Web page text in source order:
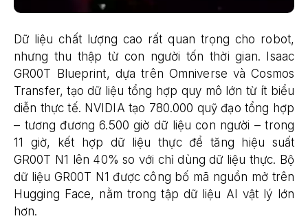
Dữ liệu chất lượng cao rất quan trọng cho robot,
nhưng thu thập từ con người tốn thời gian. Isaac
GR00T Blueprint, dựa trên Omniverse và Cosmos
Transfer, tạo dữ liệu tổng hợp quy mô lớn từ ít biểu
diễn thực tế. NVIDIA tạo 780.000 quỹ đạo tổng hợp
– tương đương 6.500 giờ dữ liệu con người – trong
11 giờ, kết hợp dữ liệu thực để tăng hiệu suất
GR00T N1 lên 40% so với chỉ dùng dữ liệu thực. Bộ
dữ liệu GR00T N1 được công bố mã nguồn mở trên
Hugging Face, nằm trong tập dữ liệu AI vật lý lớn
hơn.